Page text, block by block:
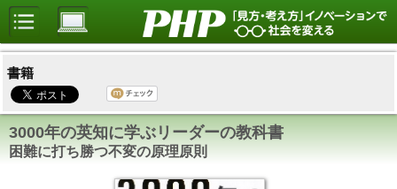
書籍
3000年の英知に学ぶリーダーの教科書
困難に打ち勝つ不変の原理原則